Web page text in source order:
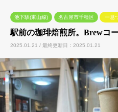
池下駅(東山線) 名古屋市千種区 一息
駅前の珈琲焙煎所。Brewコ
2025.01.21 / 最終更新日：2025.01.21